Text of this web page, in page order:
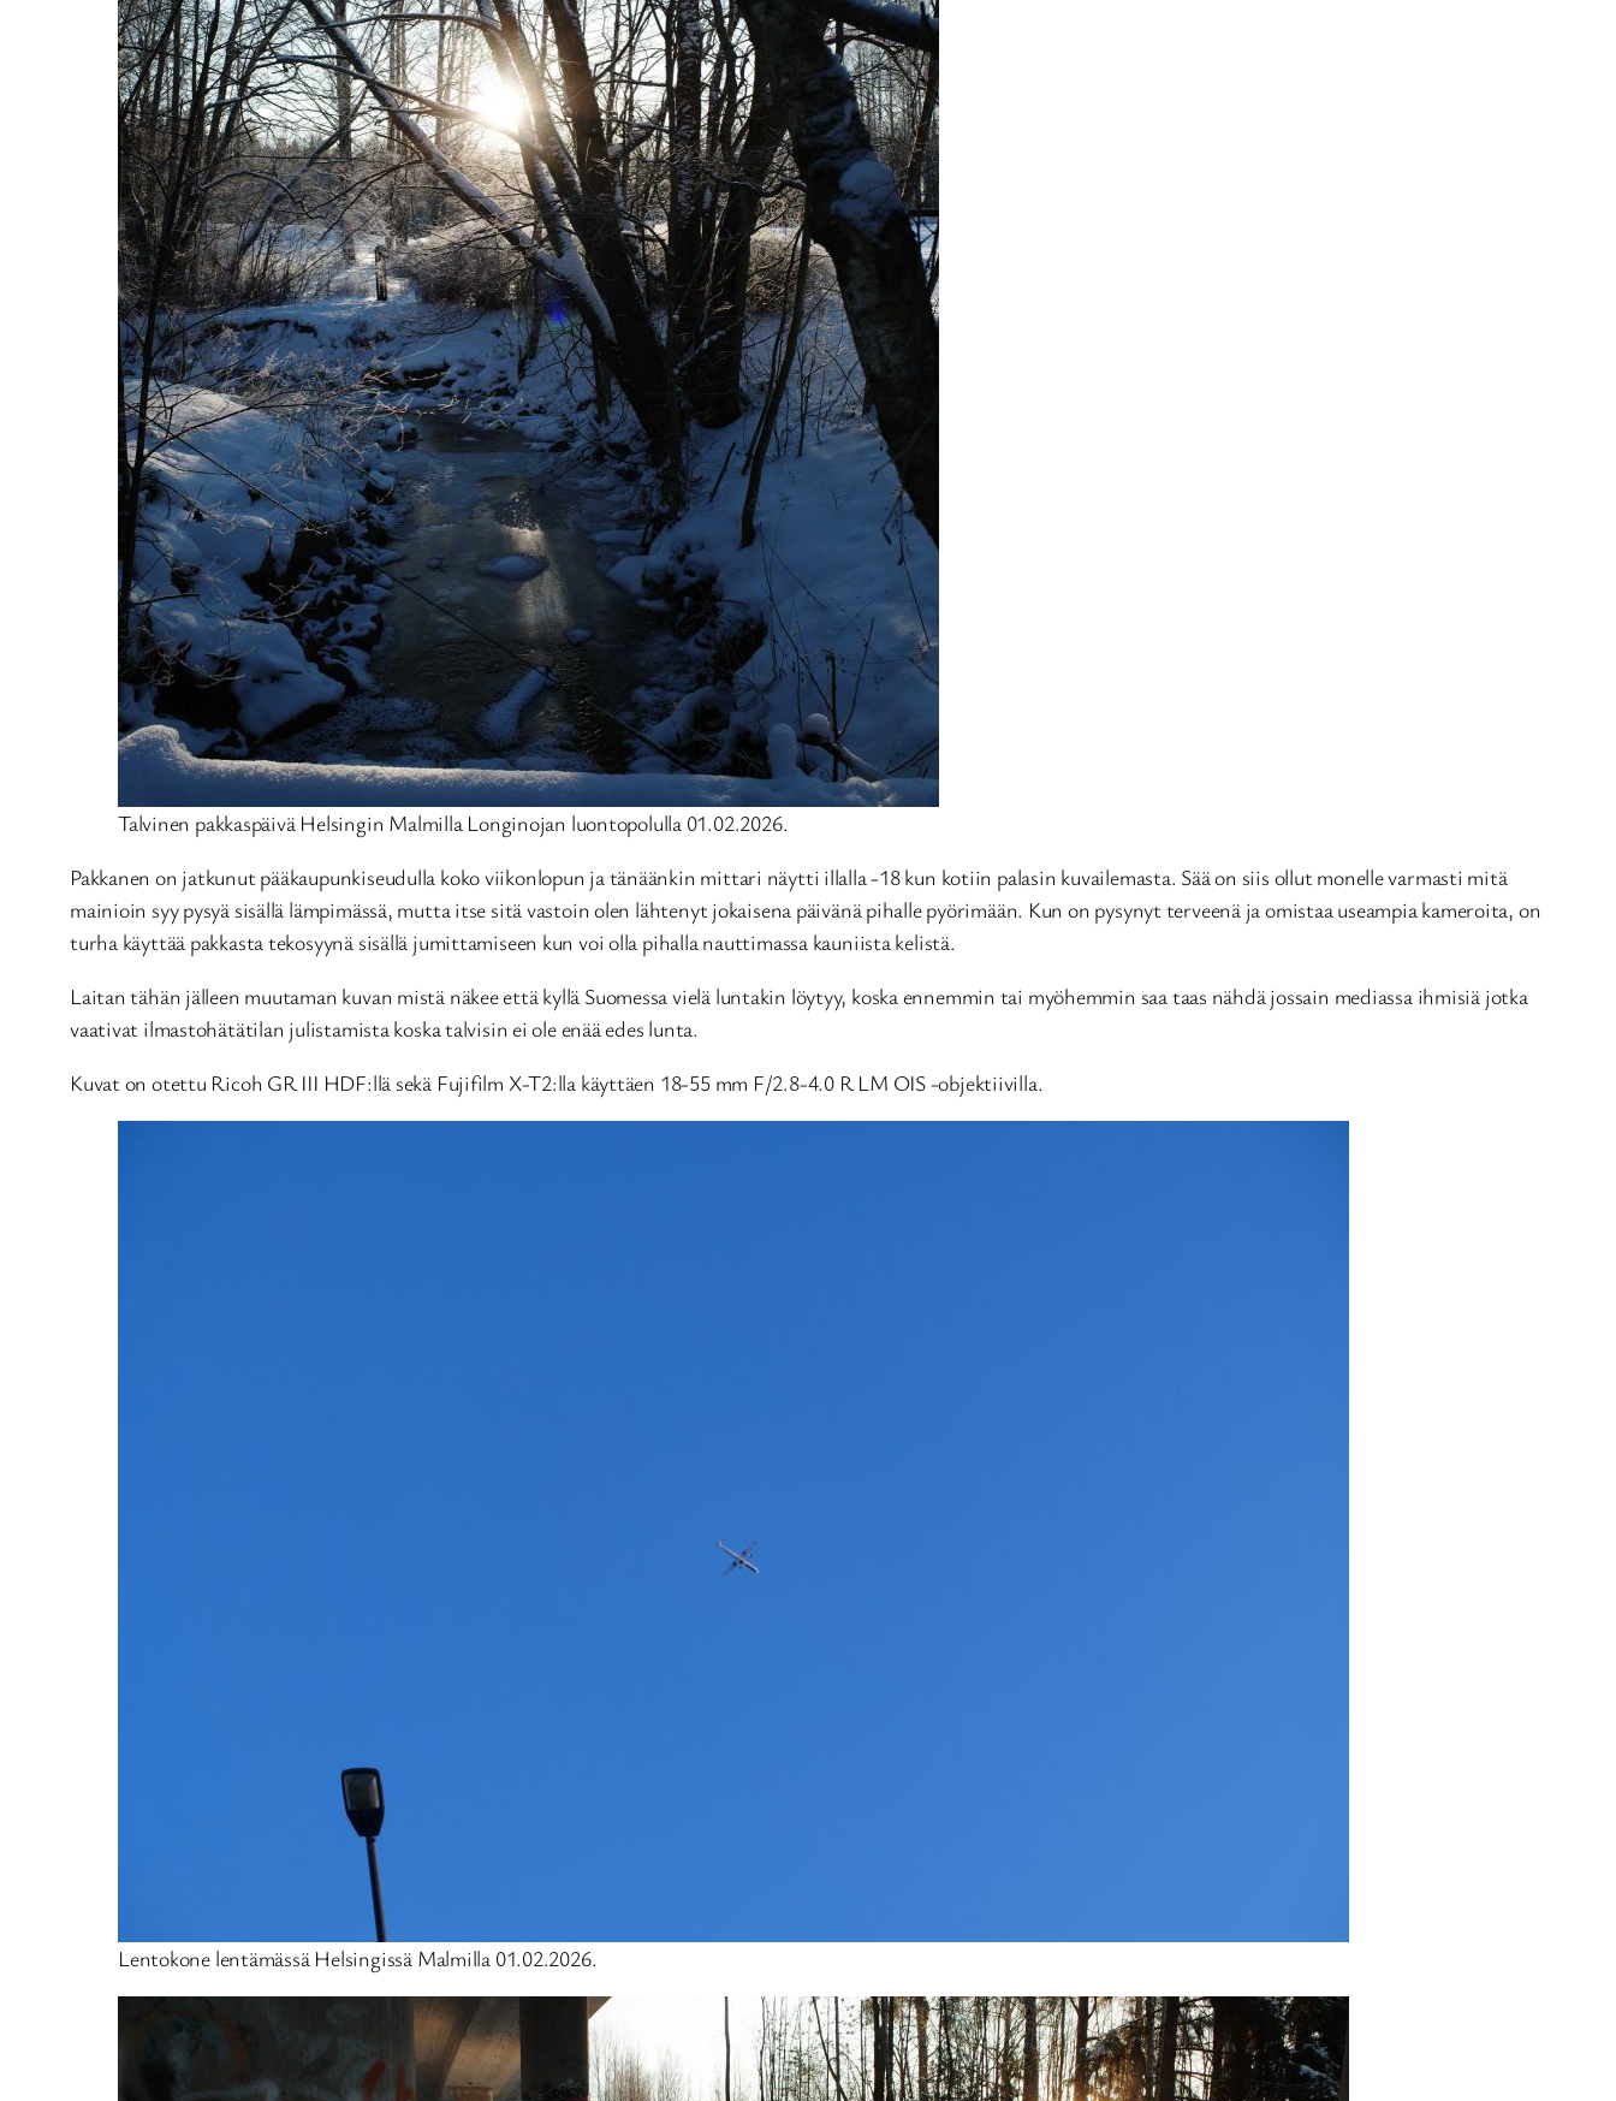
Talvinen pakkaspäivä Helsingin Malmilla Longinojan luontopolulla 01.02.2026.
Pakkanen on jatkunut pääkaupunkiseudulla koko viikonlopun ja tänäänkin mittari näytti illalla -18 kun kotiin palasin kuvailemasta. Sää on siis ollut monelle varmasti mitä
mainioin syy pysyä sisällä lämpimässä, mutta itse sitä vastoin olen lähtenyt jokaisena päivänä pihalle pyörimään. Kun on pysynyt terveenä ja omistaa useampia kameroita, on
turha käyttää pakkasta tekosyynä sisällä jumittamiseen kun voi olla pihalla nauttimassa kauniista kelistä.
Laitan tähän jälleen muutaman kuvan mistä näkee että kyllä Suomessa vielä luntakin löytyy, koska ennemmin tai myöhemmin saa taas nähdä jossain mediassa ihmisiä jotka
vaativat ilmastohätätilan julistamista koska talvisin ei ole enää edes lunta.
Kuvat on otettu Ricoh GR III HDF:llä sekä Fujifilm X-T2:lla käyttäen 18-55 mm F/2.8-4.0 R LM OIS -objektiivilla.
Lentokone lentämässä Helsingissä Malmilla 01.02.2026.